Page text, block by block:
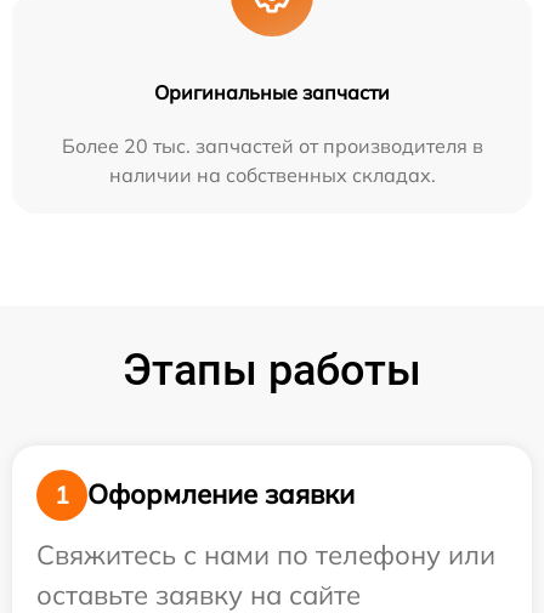
Оригинальные запчасти
Более 20 тыс. запчастей от производителя в
наличии на собственных складах.
Этапы работы
1
Оформление заявки
Свяжитесь с нами по телефону или
оставьте заявку на сайте